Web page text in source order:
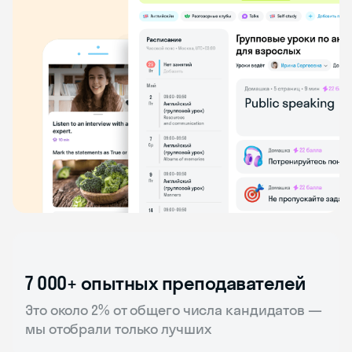
7 000+ опытных преподавателей
Это около 2% от общего числа кандидатов —
мы отобрали только лучших